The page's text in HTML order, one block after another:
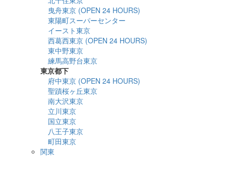
曳舟東京 (OPEN 24 HOURS)
東陽町スーパーセンター
イースト東京
西葛西東京 (OPEN 24 HOURS)
東中野東京
練馬高野台東京
東京都下
府中東京 (OPEN 24 HOURS)
聖蹟桜ヶ丘東京
南大沢東京
立川東京
国立東京
八王子東京
町田東京
関東